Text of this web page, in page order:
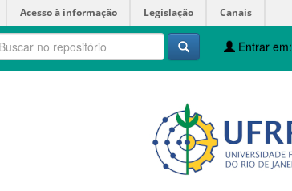
Acesso à informação Legislação Canais
Entrar em: